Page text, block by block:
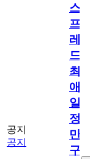
공지
공지
스
프
레
드]
최
애
일
정
만
구